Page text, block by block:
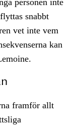
personen inte
snabbt
vet inte vem
kan
framför allt